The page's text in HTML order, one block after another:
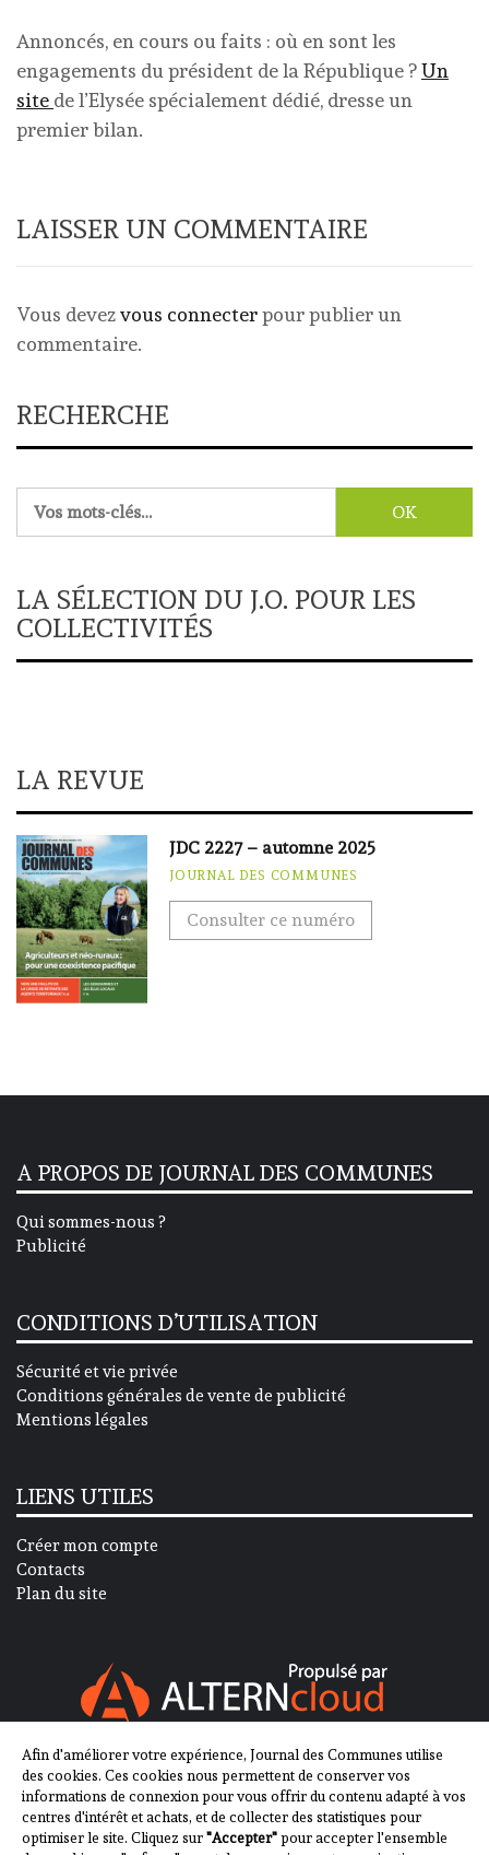
Annoncés, en cours ou faits : où en sont les
engagements du président de la République ?Un
site de l’Elysée spécialement dédié, dresse un
premier bilan.
LAISSER UN COMMENTAIRE
Vous devezvous connecterpour publier un
commentaire.
RECHERCHE
LA SÉLECTION DU J.O. POUR LES
COLLECTIVITÉS
LA REVUE
JDC 2227 – automne 2025
JOURNAL DES COMMUNES
Consulter ce numéro
A PROPOS DE JOURNAL DES COMMUNES
Qui sommes-nous ?
Publicité
CONDITIONS D’UTILISATION
Sécurité et vie privée
Conditions générales de vente de publicité
Mentions légales
LIENS UTILES
Créer mon compte
Contacts
Plan du site
SUIVEZ-NOUS SUR
Afin d'améliorer votre expérience, Journal des Communes utilise
des cookies. Ces cookies nous permettent de conserver vos
informations de connexion pour vous offrir du contenu adapté à vos
centres d'intérêt et achats, et de collecter des statistiques pour
optimiser le site. Cliquez sur"Accepter"pour accepter l'ensemble